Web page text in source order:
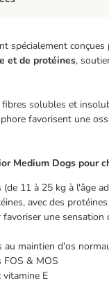
spécialement
et de protéines,
solubles et
favorisent une
Medium Dogs pour
11 à 25 kg à l'âge
avec des
une sensation
au maintien d'os
FOS & MOS
E